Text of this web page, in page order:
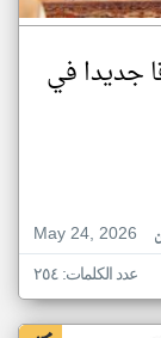
جديدا في
May 24, 2026
عدد الكلمات: ٢٥٤